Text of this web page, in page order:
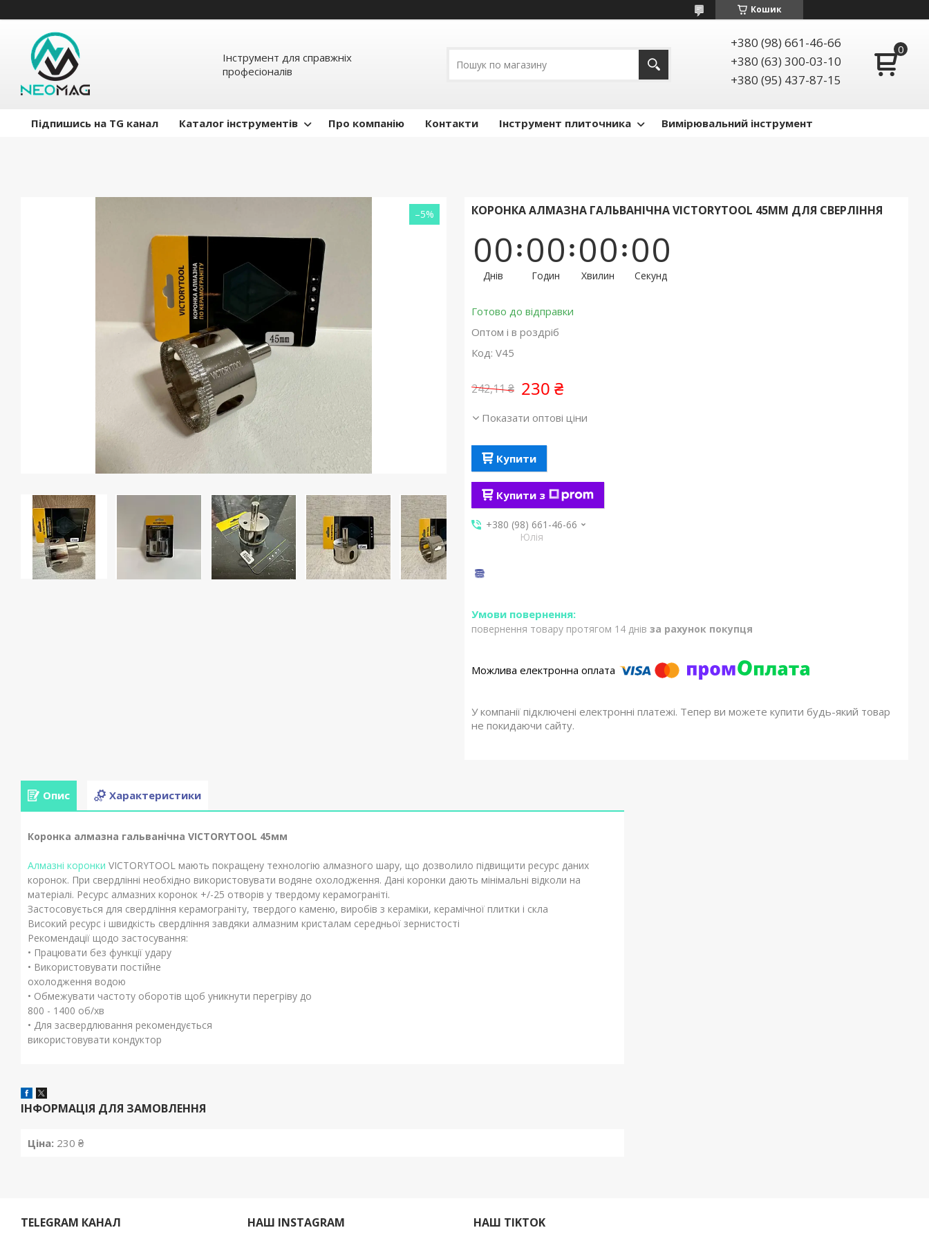
Кошик
Інструмент для справжніх
професіоналів
+380 (98) 661-46-66
+380 (63) 300-03-10
+380 (95) 437-87-15
Підпишись на TG канал Каталог інструментів Про компанію Контакти Інструмент плиточника Вимірювальний інструмент
–5% КОРОНКА АЛМАЗНА ГАЛЬВАНІЧНА VICTORYTOOL 45ММ ДЛЯ СВЕРЛІННЯ
00
Днів
00
Годин
00
Хвилин
00
Секунд
Готово до відправки
Оптом і в роздріб
Код: V45
242,11 ₴ 230 ₴
Показати оптові ціни
Купити
Купити з
+380 (98) 661-46-66
Юлія
повернення товару протягом 14 днів за рахунок покупця
У компанії підключені електронні платежі. Тепер ви можете купити будь-який товар
не покидаючи сайту.
Опис Характеристики
Коронка алмазна гальванічна VICTORYTOOL 45мм
Алмазні коронки VICTORYTOOL мають покращену технологію алмазного шару, що дозволило підвищити ресурс даних
коронок. При свердлінні необхідно використовувати водяне охолодження. Дані коронки дають мінімальні відколи на
матеріалі. Ресурс алмазних коронок +/-25 отворів у твердому керамограніті.
Застосовується для свердління керамограніту, твердого каменю, виробів з кераміки, керамічної плитки і скла
Високий ресурс і швидкість свердління завдяки алмазним кристалам середньої зернистості
Рекомендації щодо застосування:
• Працювати без функції удару
• Використовувати постійне
охолодження водою
• Обмежувати частоту оборотів щоб уникнути перегріву до
800 - 1400 об/хв
• Для засвердлювання рекомендується
використовувати кондуктор
ІНФОРМАЦІЯ ДЛЯ ЗАМОВЛЕННЯ
Ціна: 230 ₴
TELEGRAM КАНАЛ НАШ INSTAGRAM НАШ TIKTOK